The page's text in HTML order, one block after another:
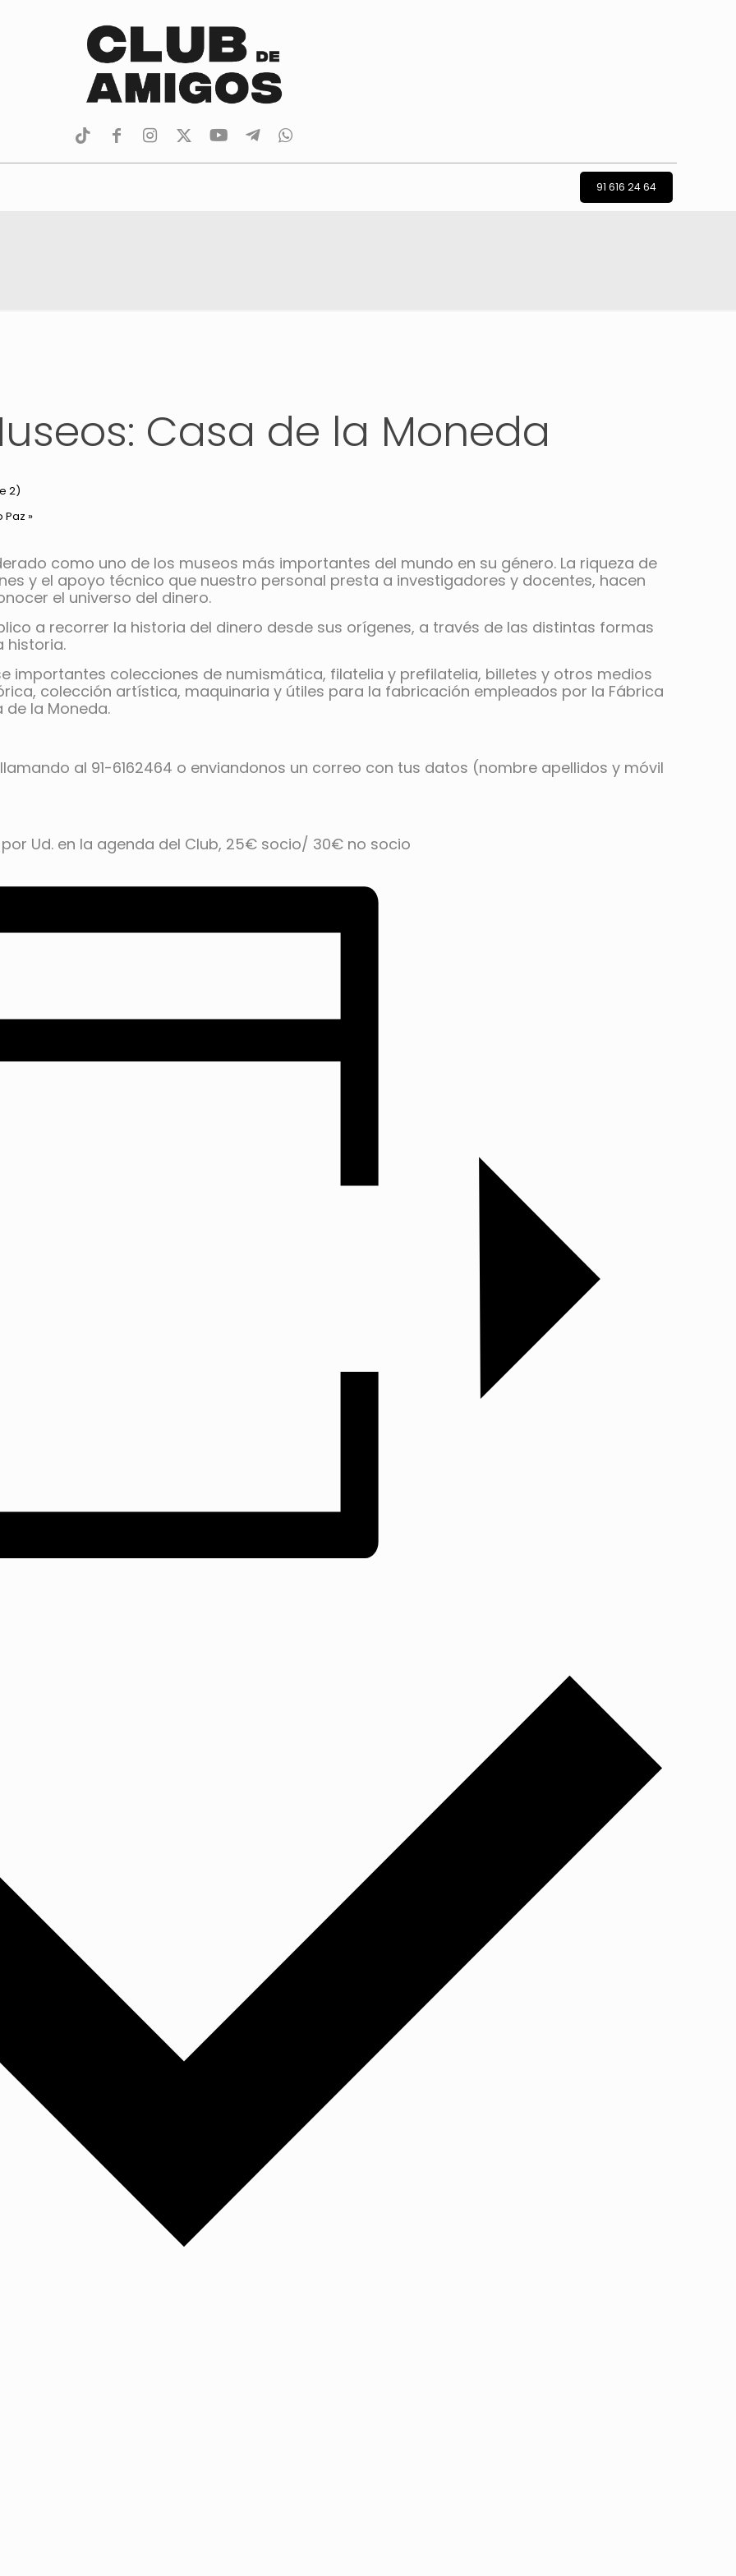
tiktokfacebookinstagram
TwitterYoutubeTelegramwhatsapp
91 616 24 64
Casa de la Moneda
2)
Paz »
como uno de los museos más importantes del mundo en su género. La riqueza de
y el apoyo técnico que nuestro personal presta a investigadores y docentes, hacen
el universo del dinero.
a recorrer la historia del dinero desde sus orígenes, a través de las distintas formas
historia.
importantes colecciones de numismática, filatelia y prefilatelia, billetes y otros medios
colección artística, maquinaria y útiles para la fabricación empleados por la Fábrica
de la Moneda.
al 91-6162464 o enviandonos un correo con tus datos (nombre apellidos y móvil
Ud. en la agenda del Club, 25€ socio/ 30€ no socio